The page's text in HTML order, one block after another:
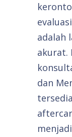
adalah
akurat.
dan